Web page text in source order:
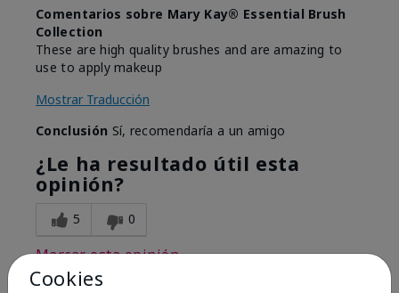
Comentarios sobre Mary Kay® Essential Brush
Collection
These are high quality brushes and are amazing to
use to apply makeup
Mostrar Traducción
Conclusión Sí, recomendaría a un amigo
¿Le ha resultado útil esta
opinión?
5 0
Marcar esta opinión
Cookies